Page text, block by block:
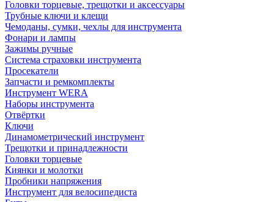
Головки торцевые, трещотки и аксессуары
Трубные ключи и клещи
Чемоданы, сумки, чехлы для инструмента
Фонари и лампы
Зажимы ручные
Система страховки инструмента
Просекатели
Запчасти и ремкомплекты
Инструмент WERA
Наборы инструмента
Отвёртки
Ключи
Динамометрический инструмент
Трещотки и принадлежности
Головки торцевые
Киянки и молотки
Пробники напряжения
Инструмент для велосипедиста